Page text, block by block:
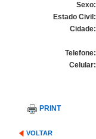
Sexo:
Estado Civil:
Cidade:
Telefone:
Celular:
PRINT
VOLTAR